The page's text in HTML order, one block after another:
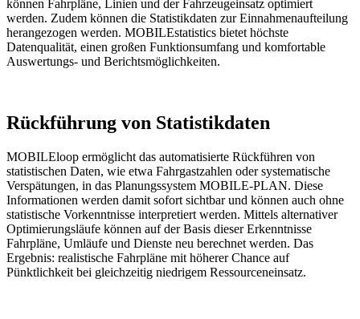
können Fahrpläne, Linien und der Fahrzeugeinsatz optimiert
werden. Zudem können die Statistikdaten zur Einnahmenaufteilung
herangezogen werden. MOBILEstatistics bietet höchste
Datenqualität, einen großen Funktionsumfang und komfortable
Auswertungs- und Berichtsmöglichkeiten.
Rückführung von Statistikdaten
MOBILEloop ermöglicht das automatisierte Rückführen von
statistischen Daten, wie etwa Fahrgastzahlen oder systematische
Verspätungen, in das Planungssystem MOBILE-PLAN. Diese
Informationen werden damit sofort sichtbar und können auch ohne
statistische Vorkenntnisse interpretiert werden. Mittels alternativer
Optimierungsläufe können auf der Basis dieser Erkenntnisse
Fahrpläne, Umläufe und Dienste neu berechnet werden. Das
Ergebnis: realistische Fahrpläne mit höherer Chance auf
Pünktlichkeit bei gleichzeitig niedrigem Ressourceneinsatz.